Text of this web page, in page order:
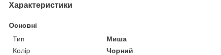
Характеристики
Основні
Тип
Миша
Колір
Чорний